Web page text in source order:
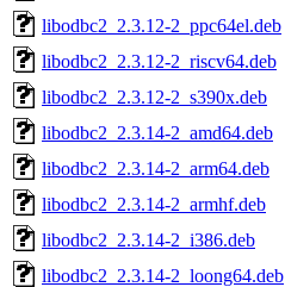
libodbc2_2.3.12-2_ppc64el.deb
libodbc2_2.3.12-2_riscv64.deb
libodbc2_2.3.12-2_s390x.deb
libodbc2_2.3.14-2_amd64.deb
libodbc2_2.3.14-2_arm64.deb
libodbc2_2.3.14-2_armhf.deb
libodbc2_2.3.14-2_i386.deb
libodbc2_2.3.14-2_loong64.deb